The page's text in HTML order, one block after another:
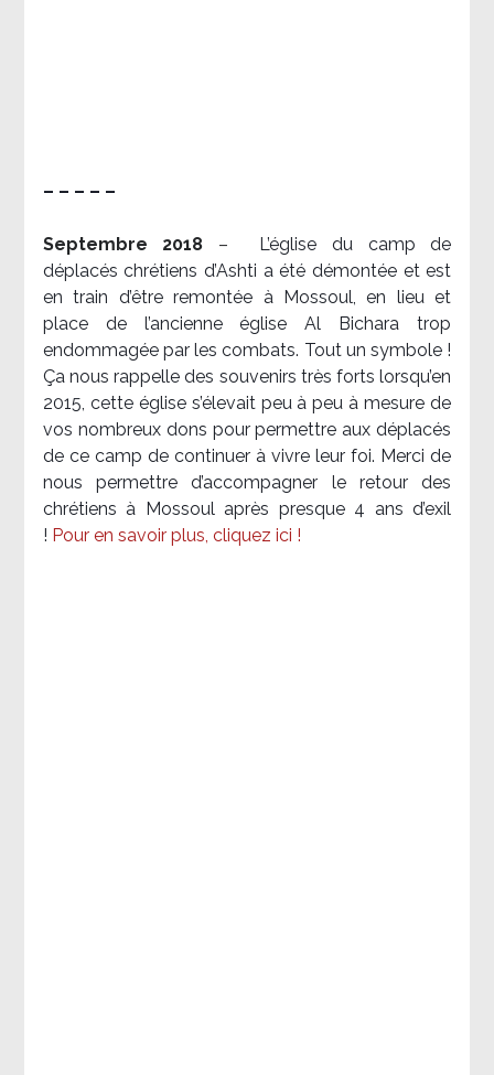
– – – – –
Septembre 2018 –
L’église du camp de
déplacés chrétiens d’Ashti a été démontée et est
en train d’être remontée à Mossoul, en lieu et
place de l’ancienne église Al Bichara trop
endommagée par les combats. Tout un symbole !
Ça nous rappelle des souvenirs très forts lorsqu’en
2015, cette église s’élevait peu à peu à mesure de
vos nombreux dons pour permettre aux déplacés
de ce camp de continuer à vivre leur foi. Merci de
nous permettre d’accompagner le retour des
chrétiens à Mossoul après presque 4 ans d’exil
! Pour en savoir plus, cliquez ici !